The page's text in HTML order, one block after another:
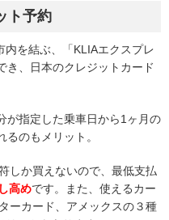
ト予約
を結ぶ、「KLIAエクスプレ
き、日本のクレジットカード
が指定した乗車日から1ヶ月の
のもメリット。
しか買えないので、最低支払
高めです。また、使えるカー
ーカード、アメックスの３種